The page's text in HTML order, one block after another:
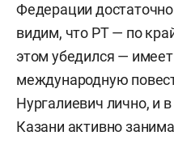
Федерации
видим, что РТ — по
этом убедился —
международную
Нургалиевич лично, и
Казани активно